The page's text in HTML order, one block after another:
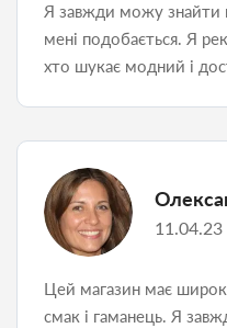
Я завжди можу знайти
мені подобається. Я
хто шукає модний і
11.04.23
Цей магазин має
смак і гаманець. Я